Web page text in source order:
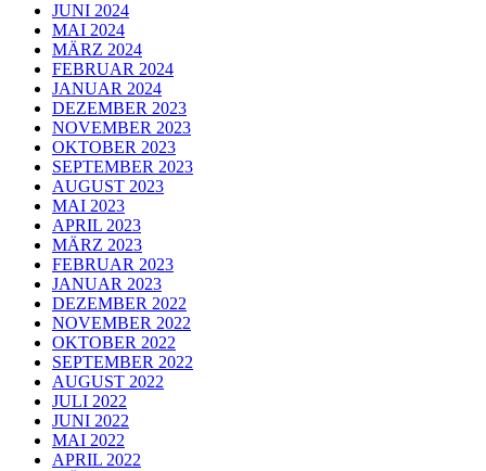
JUNI 2024
MAI 2024
MÄRZ 2024
FEBRUAR 2024
JANUAR 2024
DEZEMBER 2023
NOVEMBER 2023
OKTOBER 2023
SEPTEMBER 2023
AUGUST 2023
MAI 2023
APRIL 2023
MÄRZ 2023
FEBRUAR 2023
JANUAR 2023
DEZEMBER 2022
NOVEMBER 2022
OKTOBER 2022
SEPTEMBER 2022
AUGUST 2022
JULI 2022
JUNI 2022
MAI 2022
APRIL 2022